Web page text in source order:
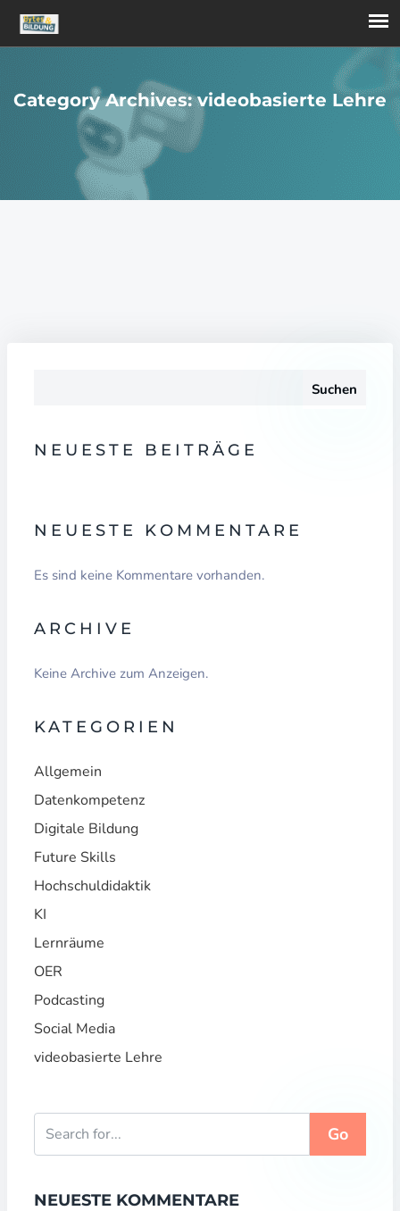
Category Archives: videobasierte Lehre
Suchen
NEUESTE BEITRÄGE
NEUESTE KOMMENTARE
Es sind keine Kommentare vorhanden.
ARCHIVE
Keine Archive zum Anzeigen.
KATEGORIEN
Allgemein
Datenkompetenz
Digitale Bildung
Future Skills
Hochschuldidaktik
KI
Lernräume
OER
Podcasting
Social Media
videobasierte Lehre
Go
NEUESTE KOMMENTARE